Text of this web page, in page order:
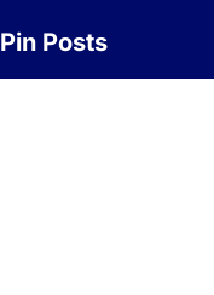
Pin Posts